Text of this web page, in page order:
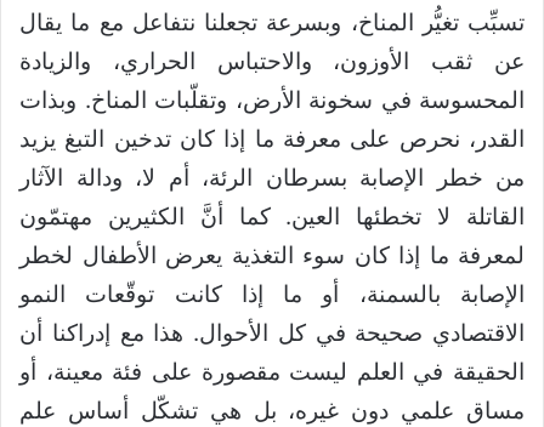
تسبِّب تغيُّر المناخ، وبسرعة تجعلنا نتفاعل مع ما يقال
عن ثقب الأوزون، والاحتباس الحراري، والزيادة
المحسوسة في سخونة الأرض، وتقلّبات المناخ. وبذات
القدر، نحرص على معرفة ما إذا كان تدخين التبغ يزيد
من خطر الإصابة بسرطان الرئة، أم لا، ودالة الآثار
القاتلة لا تخطئها العين. كما أنَّ الكثيرين مهتمّون
لمعرفة ما إذا كان سوء التغذية يعرض الأطفال لخطر
الإصابة بالسمنة، أو ما إذا كانت توقّعات النمو
الاقتصادي صحيحة في كل الأحوال. هذا مع إدراكنا أن
الحقيقة في العلم ليست مقصورة على فئة معينة، أو
مساق علمي دون غيره، بل هي تشكّل أساس علم